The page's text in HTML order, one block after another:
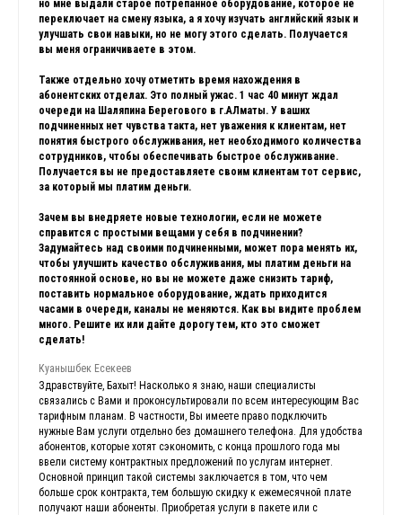
но мне выдали старое потрепанное оборудование, которое не
переключает на смену языка, а я хочу изучать английский язык и
улучшать свои навыки, но не могу этого сделать. Получается
вы меня ограничиваете в этом.
Также отдельно хочу отметить время нахождения в
абонентских отделах. Это полный ужас. 1 час 40 минут ждал
очереди на Шаляпина Берегового в г.АЛматы. У ваших
подчиненных нет чувства такта, нет уважения к клиентам, нет
понятия быстрого обслуживания, нет необходимого количества
сотрудников, чтобы обеспечивать быстрое обслуживание.
Получается вы не предоставляете своим клиентам тот сервис,
за который мы платим деньги.
Зачем вы внедряете новые технологии, если не можете
справится с простыми вещами у себя в подчинении?
Задумайтесь над своими подчиненными, может пора менять их,
чтобы улучшить качество обслуживания, мы платим деньги на
постоянной основе, но вы не можете даже снизить тариф,
поставить нормальное оборудование, ждать приходится
часами в очереди, каналы не меняются. Как вы видите проблем
много. Решите их или дайте дорогу тем, кто это сможет
сделать!
Куанышбек Есекеев
Здравствуйте, Бахыт! Насколько я знаю, наши специалисты
связались с Вами и проконсультировали по всем интересующим Вас
тарифным планам. В частности, Вы имеете право подключить
нужные Вам услуги отдельно без домашнего телефона. Для удобства
абонентов, которые хотят сэкономить, с конца прошлого года мы
ввели систему контрактных предложений по услугам интернет.
Основной принцип такой системы заключается в том, что чем
больше срок контракта, тем большую скидку к ежемесячной плате
получают наши абоненты. Приобретая услуги в пакете или с